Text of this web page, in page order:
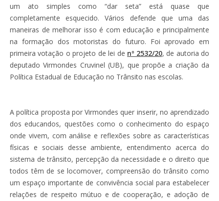
um ato simples como “dar seta” está quase que
completamente esquecido. Vários defende que uma das
maneiras de melhorar isso é com educação e principalmente
na formação dos motoristas do futuro. Foi aprovado em
primeira votação o projeto de lei de nº 2532/20, de autoria do
deputado Virmondes Cruvinel (UB), que propõe a criação da
Política Estadual de Educação no Trânsito nas escolas.
A política proposta por Virmondes quer inserir, no aprendizado
dos educandos, questões como o conhecimento do espaço
onde vivem, com análise e reflexões sobre as características
físicas e sociais desse ambiente, entendimento acerca do
sistema de trânsito, percepção da necessidade e o direito que
todos têm de se locomover, compreensão do trânsito como
um espaço importante de convivência social para estabelecer
relações de respeito mútuo e de cooperação, e adoção de